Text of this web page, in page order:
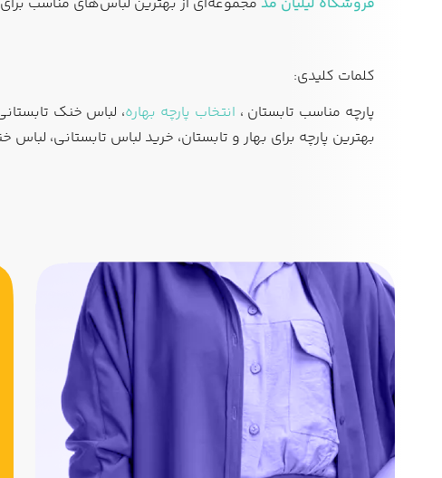
کلمات کلیدی:
پارچه مناسب تابستان ، انتخاب پارچه بهاره، لباس خنک
بهترین پارچه برای بهار و تابستان، خرید لباس تابستانی،